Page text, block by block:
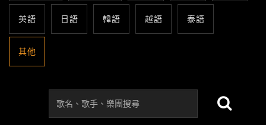
英語 日語 韓語 越語 泰語
其他